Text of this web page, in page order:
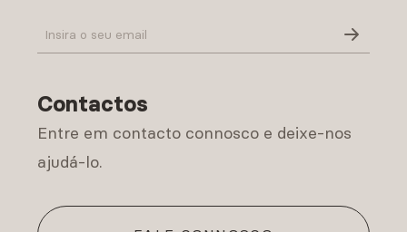
Contactos
Entre em contacto connosco e deixe-nos
ajudá-lo.